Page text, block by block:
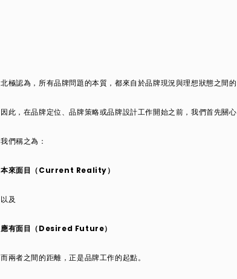
北極認為，所有品牌問題的本質，都來自於品牌現況與理想狀態之間的
因此，在品牌定位、品牌策略或品牌設計工作開始之前，我們首先關
我們稱之為：
本來面目（Current Reality）
以及
應有面目（Desired Future）
而兩者之間的距離，正是品牌工作的起點。